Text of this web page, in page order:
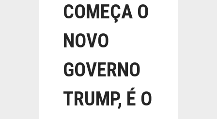
COMEÇA O
NOVO
GOVERNO
TRUMP, É O